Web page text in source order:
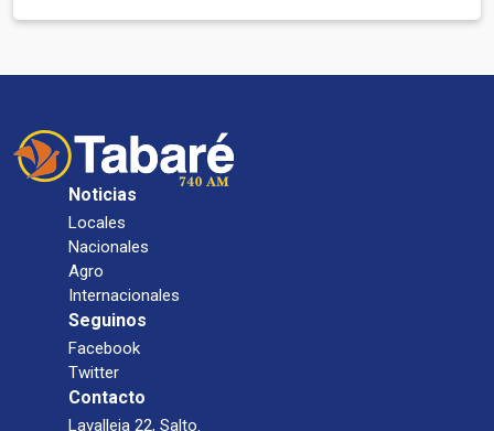
Noticias
Locales
Nacionales
Agro
Internacionales
Seguinos
Facebook
Twitter
Contacto
Lavalleja 22, Salto.